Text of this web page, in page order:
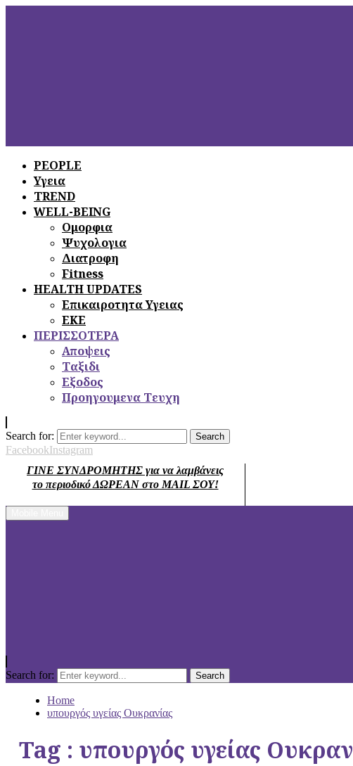
PEOPLE
Υγεια
TREND
WELL-BEING
Ομορφια
Ψυχολογια
Διατροφη
Fitness
HEALTH UPDATES
Επικαιροτητα Υγειας
ΕΚΕ
ΠΕΡΙΣΣΟΤΕΡΑ
Αποψεις
Ταξιδι
Εξοδος
Προηγουμενα Τευχη
Search for: Search
FacebookInstagram
ΓΙΝΕ ΣΥΝΔΡΟΜΗΤΗΣ για να λαμβάνεις
το περιοδικό ΔΩΡΕΑΝ στο MAIL ΣΟΥ!
Search for: Search
Home
υπουργός υγείας Ουκρανίας
Tag : υπουργός υγείας